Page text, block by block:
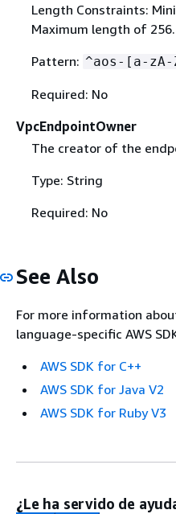
Length Constraints:
Maximum length of 256.
Pattern: ^aos-[a-
Required: No
VpcEndpointOwner
The creator of the
Type: String
Required: No
See Also
For more information
language-specific AWS
AWS SDK for C++
AWS SDK for Java V2
AWS SDK for Ruby V3
¿Le ha servido de